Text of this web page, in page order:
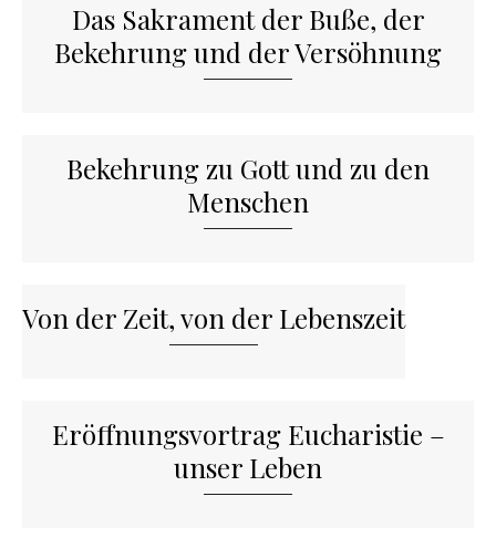
Das Sakrament der Buße, der
Bekehrung und der Versöhnung
Bekehrung zu Gott und zu den
Menschen
Von der Zeit, von der Lebenszeit
Eröffnungsvortrag Eucharistie –
unser Leben